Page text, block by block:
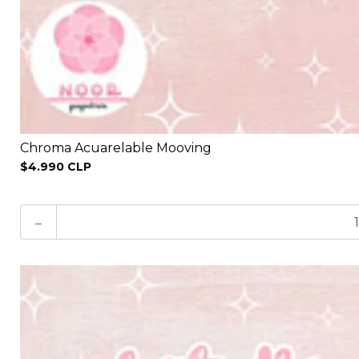
Chroma Acuarelable Mooving
$4.990 CLP
-